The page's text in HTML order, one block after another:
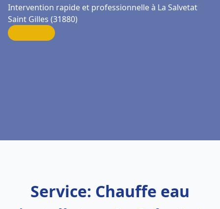
Intervention rapide et professionnelle à La Salvetat
Saint Gilles (31880)
Service: Chauffe eau